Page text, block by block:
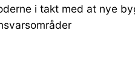
i takt med at nye